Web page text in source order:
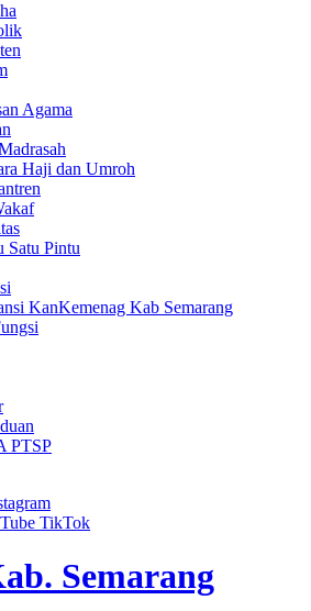
Agama
Haji dan Umroh
Satu Pintu
KanKemenag Kab Semarang
PTSP
TikTok
Semarang